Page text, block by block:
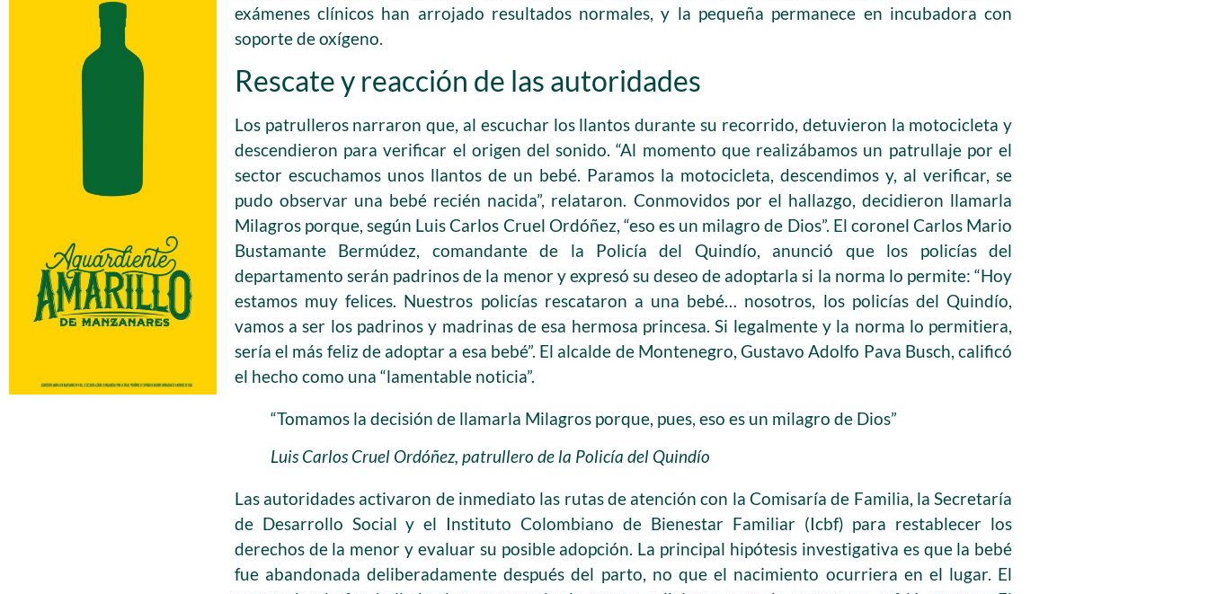
exámenes clínicos han arrojado resultados normales, y la pequeña permanece en incubadora con
soporte de oxígeno.
Rescate y reacción de las autoridades
Los patrulleros narraron que, al escuchar los llantos durante su recorrido, detuvieron la motocicleta y
descendieron para verificar el origen del sonido. “Al momento que realizábamos un patrullaje por el
sector escuchamos unos llantos de un bebé. Paramos la motocicleta, descendimos y, al verificar, se
pudo observar una bebé recién nacida”, relataron. Conmovidos por el hallazgo, decidieron llamarla
Milagros porque, según Luis Carlos Cruel Ordóñez, “eso es un milagro de Dios”. El coronel Carlos Mario
Bustamante Bermúdez, comandante de la Policía del Quindío, anunció que los policías del
departamento serán padrinos de la menor y expresó su deseo de adoptarla si la norma lo permite: “Hoy
estamos muy felices. Nuestros policías rescataron a una bebé… nosotros, los policías del Quindío,
vamos a ser los padrinos y madrinas de esa hermosa princesa. Si legalmente y la norma lo permitiera,
sería el más feliz de adoptar a esa bebé”. El alcalde de Montenegro, Gustavo Adolfo Pava Busch, calificó
el hecho como una “lamentable noticia”.
“Tomamos la decisión de llamarla Milagros porque, pues, eso es un milagro de Dios”
Luis Carlos Cruel Ordóñez, patrullero de la Policía del Quindío
Las autoridades activaron de inmediato las rutas de atención con la Comisaría de Familia, la Secretaría
de Desarrollo Social y el Instituto Colombiano de Bienestar Familiar (Icbf) para restablecer los
derechos de la menor y evaluar su posible adopción. La principal hipótesis investigativa es que la bebé
fue abandonada deliberadamente después del parto, no que el nacimiento ocurriera en el lugar. El